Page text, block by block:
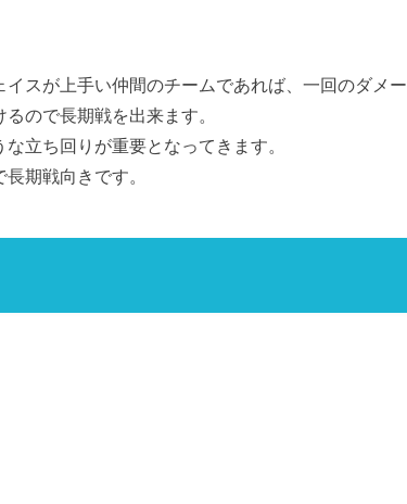
スが上手い仲間のチームであれば、一回のダメー
ので長期戦を出来ます。
立ち回りが重要となってきます。
期戦向きです。